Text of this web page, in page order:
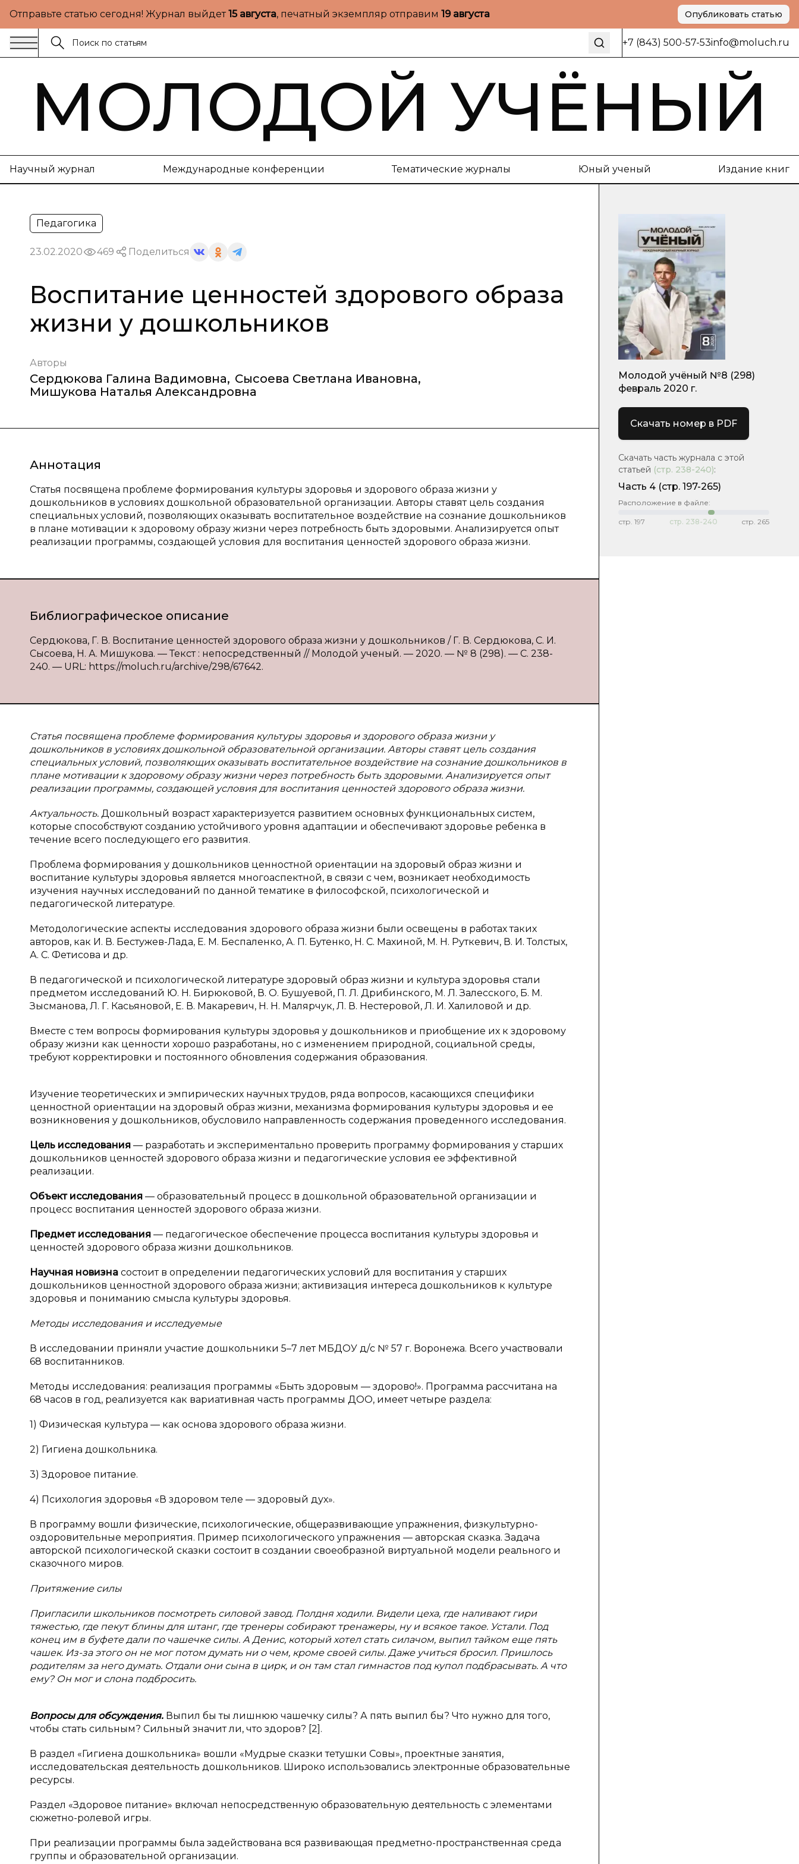
Отправьте статью сегодня! Журнал выйдет15 августа, печатный экземпляр отправим 19 августа Опубликовать статью
+7 (843) 500-57-53info@moluch.ru
МОЛОДОЙ УЧЁНЫЙ
Научный журнал Международные конференции Тематические журналы Юный ученый Издание книг
Педагогика
23.02.2020 469 Поделиться
Воспитание ценностей здорового образа
жизни у дошкольников
Авторы
Сердюкова Галина Вадимовна, Сысоева Светлана Ивановна,
Мишукова Наталья Александровна
Аннотация
Статья посвящена проблеме формирования культуры здоровья и здорового образа жизни у
дошкольников в условиях дошкольной образовательной организации. Авторы ставят цель создания
специальных условий, позволяющих оказывать воспитательное воздействие на сознание дошкольников
в плане мотивации к здоровому образу жизни через потребность быть здоровыми. Анализируется опыт
реализации программы, создающей условия для воспитания ценностей здорового образа жизни.
Библиографическое описание
Сердюкова, Г. В. Воспитание ценностей здорового образа жизни у дошкольников / Г. В. Сердюкова, С. И.
Сысоева, Н. А. Мишукова. — Текст : непосредственный // Молодой ученый. — 2020. — № 8 (298). — С. 238-
240. — URL: https://moluch.ru/archive/298/67642.
Статья посвящена проблеме формирования культуры здоровья и здорового образа жизни у
дошкольников в условиях дошкольной образовательной организации. Авторы ставят цель создания
специальных условий, позволяющих оказывать воспитательное воздействие на сознание дошкольников в
плане мотивации к здоровому образу жизни через потребность быть здоровыми. Анализируется опыт
реализации программы, создающей условия для воспитания ценностей здорового образа жизни.
Актуальность. Дошкольный возраст характеризуется развитием основных функциональных систем,
которые способствуют созданию устойчивого уровня адаптации и обеспечивают здоровье ребенка в
течение всего последующего его развития.
Проблема формирования у дошкольников ценностной ориентации на здоровый образ жизни и
воспитание культуры здоровья является многоаспектной, в связи с чем, возникает необходимость
изучения научных исследований по данной тематике в философской, психологической и
педагогической литературе.
Методологические аспекты исследования здорового образа жизни были освещены в работах таких
авторов, как И. В. Бестужев-Лада, Е. М. Беспаленко, А. П. Бутенко, Н. С. Махиной, М. Н. Руткевич, В. И. Толстых,
А. С. Фетисова и др.
В педагогической и психологической литературе здоровый образ жизни и культура здоровья стали
предметом исследований Ю. Н. Бирюковой, В. О. Бушуевой, П. Л. Дрибинского, М. Л. Залесского, Б. М.
Зысманова, Л. Г. Касьяновой, Е. В. Макаревич, Н. Н. Малярчук, Л. В. Нестеровой, Л. И. Халиловой и др.
Вместе с тем вопросы формирования культуры здоровья у дошкольников и приобщение их к здоровому
образу жизни как ценности хорошо разработаны, но с изменением природной, социальной среды,
требуют корректировки и постоянного обновления содержания образования.
Изучение теоретических и эмпирических научных трудов, ряда вопросов, касающихся специфики
ценностной ориентации на здоровый образ жизни, механизма формирования культуры здоровья и ее
возникновения у дошкольников, обусловило направленность содержания проведенного исследования.
Цель исследования — разработать и экспериментально проверить программу формирования у старших
дошкольников ценностей здорового образа жизни и педагогические условия ее эффективной
реализации.
Объект исследования — образовательный процесс в дошкольной образовательной организации и
процесс воспитания ценностей здорового образа жизни.
Предмет исследования — педагогическое обеспечение процесса воспитания культуры здоровья и
ценностей здорового образа жизни дошкольников.
Научная новизна состоит в определении педагогических условий для воспитания у старших
дошкольников ценностной здорового образа жизни; активизация интереса дошкольников к культуре
здоровья и пониманию смысла культуры здоровья.
Методы исследования и исследуемые
В исследовании приняли участие дошкольники 5–7 лет МБДОУ д/c № 57 г. Воронежа. Всего участвовали
68 воспитанников.
Методы исследования: реализация программы «Быть здоровым — здорово!». Программа рассчитана на
68 часов в год, реализуется как вариативная часть программы ДОО, имеет четыре раздела:
1) Физическая культура — как основа здорового образа жизни.
2) Гигиена дошкольника.
3) Здоровое питание.
4) Психология здоровья «В здоровом теле — здоровый дух».
В программу вошли физические, психологические, общеразвивающие упражнения, физкультурно-
оздоровительные мероприятия. Пример психологического упражнения — авторская сказка. Задача
авторской психологической сказки состоит в создании своеобразной виртуальной модели реального и
сказочного миров.
Притяжение силы
Пригласили школьников посмотреть силовой завод. Полдня ходили. Видели цеха, где наливают гири
тяжестью, где пекут блины для штанг, где тренеры собирают тренажеры, ну и всякое такое. Устали. Под
конец им в буфете дали по чашечке силы. А Денис, который хотел стать силачом, выпил тайком еще пять
чашек. Из-за этого он не мог потом думать ни о чем, кроме своей силы. Даже учиться бросил. Пришлось
родителям за него думать. Отдали они сына в цирк, и он там стал гимнастов под купол подбрасывать. А что
ему? Он мог и слона подбросить.
Вопросы для обсуждения. Выпил бы ты лишнюю чашечку силы? А пять выпил бы? Что нужно для того,
чтобы стать сильным? Сильный значит ли, что здоров? [2].
В раздел «Гигиена дошкольника» вошли «Мудрые сказки тетушки Совы», проектные занятия,
исследовательская деятельность дошкольников. Широко использовались электронные образовательные
ресурсы.
Раздел «Здоровое питание» включал непосредственную образовательную деятельность с элементами
сюжетно-ролевой игры.
При реализации программы была задействована вся развивающая предметно-пространственная среда
группы и образовательной организации.
Молодой учёный №8 (298)
февраль 2020 г.
Скачать номер в PDF
Скачать часть журнала с этой
статьей (стр. 238-240):
Часть 4 (стр. 197-265)
Расположение в файле:
стр. 197 стр. 238-240 стр. 265